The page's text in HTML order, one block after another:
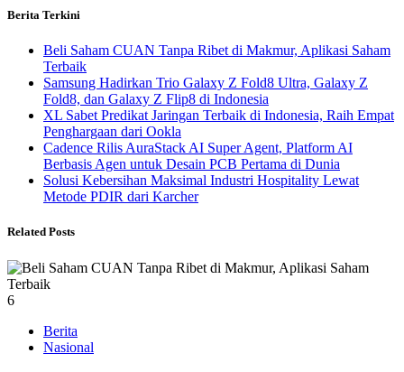
Berita Terkini
Beli Saham CUAN Tanpa Ribet di Makmur, Aplikasi Saham
Terbaik
Samsung Hadirkan Trio Galaxy Z Fold8 Ultra, Galaxy Z
Fold8, dan Galaxy Z Flip8 di Indonesia
XL Sabet Predikat Jaringan Terbaik di Indonesia, Raih Empat
Penghargaan dari Ookla
Cadence Rilis AuraStack AI Super Agent, Platform AI
Berbasis Agen untuk Desain PCB Pertama di Dunia
Solusi Kebersihan Maksimal Industri Hospitality Lewat
Metode PDIR dari Karcher
Related Posts
6
Berita
Nasional